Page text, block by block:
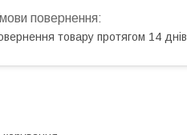
товару протягом 14 днів